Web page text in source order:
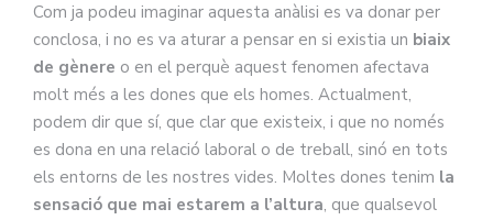
Com ja podeu imaginar aquesta anàlisi es va donar per
conclosa, i no es va aturar a pensar en si existia un biaix
de gènere o en el perquè aquest fenomen afectava
molt més a les dones que els homes. Actualment,
podem dir que sí, que clar que existeix, i que no només
es dona en una relació laboral o de treball, sinó en tots
els entorns de les nostres vides. Moltes dones tenim la
sensació que mai estarem a l’altura, que qualsevol